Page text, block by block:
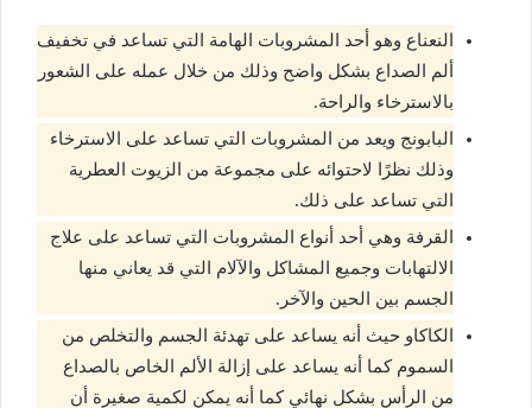
النعناع وهو أحد المشروبات الهامة التي تساعد في تخفيف
ألم الصداع بشكل واضح وذلك من خلال عمله على الشعور
بالاسترخاء والراحة.
البابونج ويعد من المشروبات التي تساعد على الاسترخاء
وذلك نظرًا لاحتوائه على مجموعة من الزيوت العطرية
التي تساعد على ذلك.
القرفة وهي أحد أنواع المشروبات التي تساعد على علاج
الالتهابات وجميع المشاكل والآلام التي قد يعاني منها
الجسم بين الحين والآخر.
الكاكاو حيث أنه يساعد على تهدئة الجسم والتخلص من
السموم كما أنه يساعد على إزالة الألم الخاص بالصداع
من الرأس بشكل نهائي كما أنه يمكن لكمية صغيرة أن